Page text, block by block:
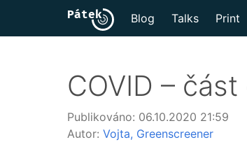
Blog Talks Print
COVID –
Publikováno: 06.10.2020 21:59
Autor: Vojta Greenscreener